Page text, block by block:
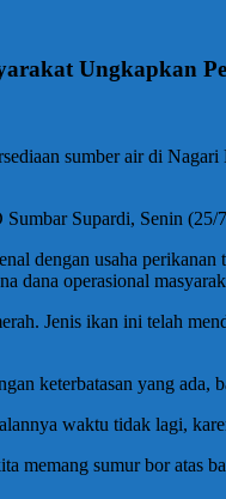
Ungkapkan
sumber air di
Supardi, Senin (25/
dengan usaha
dana operasional
Jenis ikan ini telah
keterbatasan yang
waktu tidak lagi,
sumur bor atas